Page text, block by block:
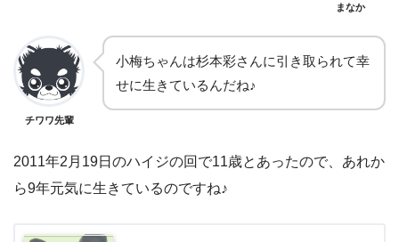
まなか
チワワ先輩
小梅ちゃんは杉本彩さんに引き取られて幸
せに生きているんだね♪
2011年2月19日のハイジの回で11歳とあったので、あれか
ら9年元気に生きているのですね♪